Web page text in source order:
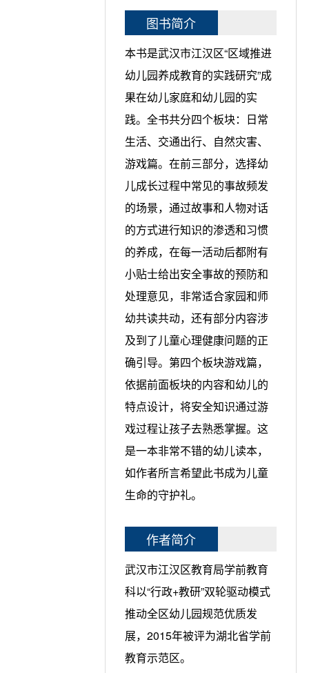
图书简介
本书是武汉市江汉区“区域推进
幼儿园养成教育的实践研究”成
果在幼儿家庭和幼儿园的实
践。全书共分四个板块：日常
生活、交通出行、自然灾害、
游戏篇。在前三部分，选择幼
儿成长过程中常见的事故频发
的场景，通过故事和人物对话
的方式进行知识的渗透和习惯
的养成，在每一活动后都附有
小贴士给出安全事故的预防和
处理意见，非常适合家园和师
幼共读共动，还有部分内容涉
及到了儿童心理健康问题的正
确引导。第四个板块游戏篇，
依据前面板块的内容和幼儿的
特点设计，将安全知识通过游
戏过程让孩子去熟悉掌握。这
是一本非常不错的幼儿读本，
如作者所言希望此书成为儿童
生命的守护礼。
作者简介
武汉市江汉区教育局学前教育
科以“行政+教研”双轮驱动模式
推动全区幼儿园规范优质发
展，2015年被评为湖北省学前
教育示范区。